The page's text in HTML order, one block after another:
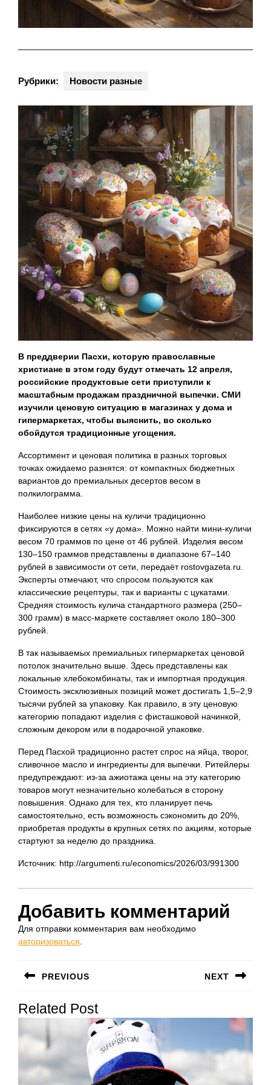
Рубрики: Новости разные
В преддверии Пасхи, которую православные
христиане в этом году будут отмечать 12 апреля,
российские продуктовые сети приступили к
масштабным продажам праздничной выпечки. СМИ
изучили ценовую ситуацию в магазинах у дома и
гипермаркетах, чтобы выяснить, во сколько
обойдутся традиционные угощения.
Ассортимент и ценовая политика в разных торговых
точках ожидаемо разнятся: от компактных бюджетных
вариантов до премиальных десертов весом в
полкилограмма.
Наиболее низкие цены на куличи традиционно
фиксируются в сетях «у дома». Можно найти мини-куличи
весом 70 граммов по цене от 46 рублей. Изделия весом
130–150 граммов представлены в диапазоне 67–140
рублей в зависимости от сети, передаёт rostovgazeta.ru.
Эксперты отмечают, что спросом пользуются как
классические рецептуры, так и варианты с цукатами.
Средняя стоимость кулича стандартного размера (250–
300 грамм) в масс-маркете составляет около 180–300
рублей.
В так называемых премиальных гипермаркетах ценовой
потолок значительно выше. Здесь представлены как
локальные хлебокомбинаты, так и импортная продукция.
Стоимость эксклюзивных позиций может достигать 1,5–2,9
тысячи рублей за упаковку. Как правило, в эту ценовую
категорию попадают изделия с фисташковой начинкой,
сложным декором или в подарочной упаковке.
Перед Пасхой традиционно растет спрос на яйца, творог,
сливочное масло и ингредиенты для выпечки. Ритейлеры
предупреждают: из-за ажиотажа цены на эту категорию
товаров могут незначительно колебаться в сторону
повышения. Однако для тех, кто планирует печь
самостоятельно, есть возможность сэкономить до 20%,
приобретая продукты в крупных сетях по акциям, которые
стартуют за неделю до праздника.
Источник: http://argumenti.ru/economics/2026/03/991300
Добавить комментарий
Для отправки комментария вам необходимо
авторизоваться
по
записям
PREVIOUS
запись:
NEXT
Related Post